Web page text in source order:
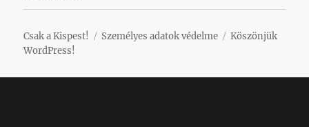
Csak a Kispest! Személyes adatok védelme
Köszönjük
WordPress!